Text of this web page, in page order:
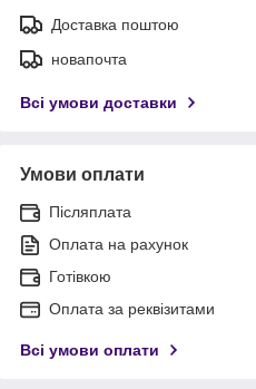
Доставка поштою
новапочта
Всі умови доставки
Умови оплати
Післяплата
Оплата на рахунок
Готівкою
Оплата за реквізитами
Всі умови оплати